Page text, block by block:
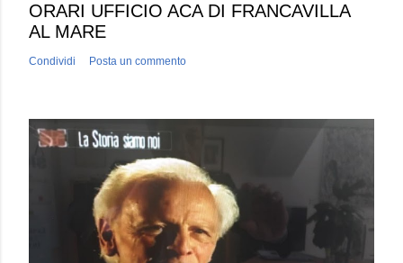
ORARI UFFICIO ACA DI FRANCAVILLA
AL MARE
Condividi Posta un commento